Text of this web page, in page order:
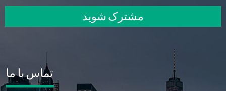
مشترک شوید
تماس با ما